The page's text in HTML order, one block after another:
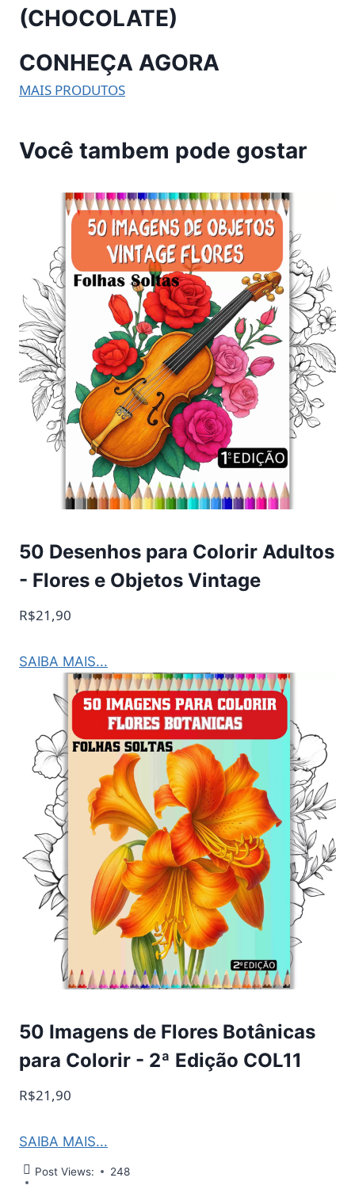
(CHOCOLATE)
CONHEÇA AGORA
MAIS PRODUTOS
Você tambem pode gostar
50 Desenhos para Colorir Adultos
- Flores e Objetos Vintage
R$21,90
SAIBA MAIS...
50 Imagens de Flores Botânicas
para Colorir - 2ª Edição COL11
R$21,90
SAIBA MAIS...
Post Views: 248